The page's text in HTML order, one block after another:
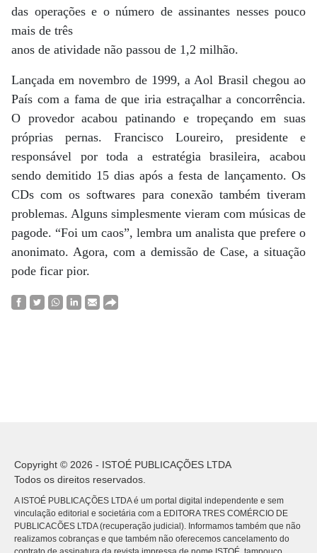
das operações e o número de assinantes nesses pouco
mais de três
anos de atividade não passou de 1,2 milhão.
Lançada em novembro de 1999, a Aol Brasil chegou ao
País com a fama de que iria estraçalhar a concorrência.
O provedor acabou patinando e tropeçando em suas
próprias pernas. Francisco Loureiro, presidente e
responsável por toda a estratégia brasileira, acabou
sendo demitido 15 dias após a festa de lançamento. Os
CDs com os softwares para conexão também tiveram
problemas. Alguns simplesmente vieram com músicas de
pagode. “Foi um caos”, lembra um analista que prefere o
anonimato. Agora, com a demissão de Case, a situação
pode ficar pior.
Copyright © 2026 - ISTOÉ PUBLICAÇÕES LTDA
Todos os direitos reservados.
A ISTOÉ PUBLICAÇÕES LTDA é um portal digital independente e sem
vinculação editorial e societária com a EDITORA TRES COMÉRCIO DE
PUBLICACÕES LTDA (recuperação judicial). Informamos também que não
realizamos cobranças e que também não oferecemos cancelamento do